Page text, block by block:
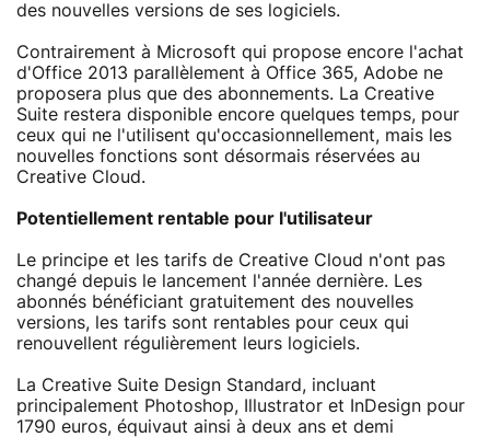
des nouvelles versions de ses logiciels.
Contrairement à Microsoft qui propose encore l'achat
d'Office 2013 parallèlement à Office 365, Adobe ne
proposera plus que des abonnements. La Creative
Suite restera disponible encore quelques temps, pour
ceux qui ne l'utilisent qu'occasionnellement, mais les
nouvelles fonctions sont désormais réservées au
Creative Cloud.
Potentiellement rentable pour l'utilisateur
Le principe et les tarifs de Creative Cloud n'ont pas
changé depuis le lancement l'année dernière. Les
abonnés bénéficiant gratuitement des nouvelles
versions, les tarifs sont rentables pour ceux qui
renouvellent régulièrement leurs logiciels.
La Creative Suite Design Standard, incluant
principalement Photoshop, Illustrator et InDesign pour
1790 euros, équivaut ainsi à deux ans et demi